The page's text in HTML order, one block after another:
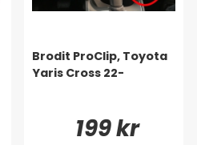
Brodit ProClip, Toyota
Yaris Cross 22-
199 kr